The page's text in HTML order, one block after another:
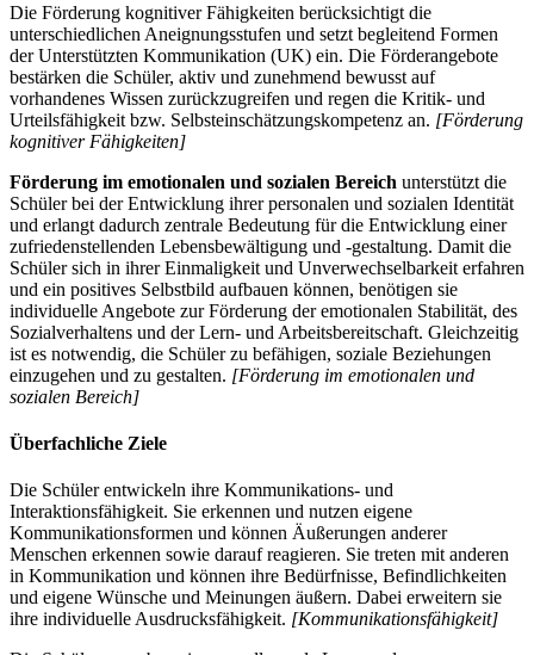
Die Förderung kognitiver Fähigkeiten berücksichtigt die
unterschiedlichen Aneignungsstufen und setzt begleitend Formen
der Unterstützten Kommunikation (UK) ein. Die Förderangebote
bestärken die Schüler, aktiv und zunehmend bewusst auf
vorhandenes Wissen zurückzugreifen und regen die Kritik- und
Urteilsfähigkeit bzw. Selbsteinschätzungskompetenz an. [Förderung
kognitiver Fähigkeiten]
Förderung im emotionalen und sozialen Bereich unterstützt die
Schüler bei der Entwicklung ihrer personalen und sozialen Identität
und erlangt dadurch zentrale Bedeutung für die Entwicklung einer
zufriedenstellenden Lebensbewältigung und -gestaltung. Damit die
Schüler sich in ihrer Einmaligkeit und Unverwechselbarkeit erfahren
und ein positives Selbstbild aufbauen können, benötigen sie
individuelle Angebote zur Förderung der emotionalen Stabilität, des
Sozialverhaltens und der Lern- und Arbeitsbereitschaft. Gleichzeitig
ist es notwendig, die Schüler zu befähigen, soziale Beziehungen
einzugehen und zu gestalten. [Förderung im emotionalen und
sozialen Bereich]
Überfachliche Ziele
Die Schüler entwickeln ihre Kommunikations- und
Interaktionsfähigkeit. Sie erkennen und nutzen eigene
Kommunikationsformen und können Äußerungen anderer
Menschen erkennen sowie darauf reagieren. Sie treten mit anderen
in Kommunikation und können ihre Bedürfnisse, Befindlichkeiten
und eigene Wünsche und Meinungen äußern. Dabei erweitern sie
ihre individuelle Ausdrucksfähigkeit. [Kommunikationsfähigkeit]